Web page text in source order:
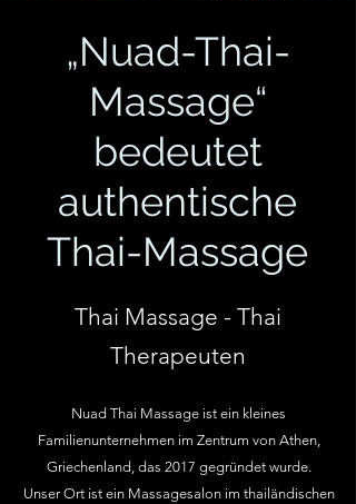
„Nuad-Thai-
Massage“
bedeutet
authentische
Thai-Massage
Thai Massage - Thai
Therapeuten
Nuad Thai Massage ist ein kleines
Familienunternehmen im Zentrum von Athen,
Griechenland, das 2017 gegründet wurde.
Unser Ort ist ein Massagesalon im thailändischen